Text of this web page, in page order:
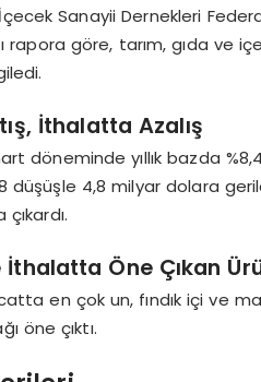
Sanayii Dernekleri
rapora göre, tarım, gıda ve
İthalatta Azalış
döneminde yıllık bazda
düşüşle 4,8 milyar dolara
Öne Çıkan
en çok un, fındık içi ve
öne çıktı.